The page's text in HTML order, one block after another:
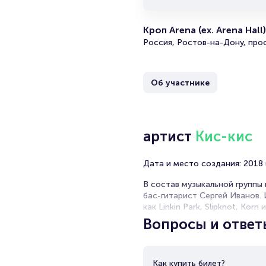
Кроп Arena (ex. Arena Hall)
Россия, Ростов-на-Дону,
Об участнике
артист Кис-кис
Дата и место создания: 2018
В состав музыкальной
бас-гитарист Сергей
как Linkin Park, Slipknot, Korn
а также синглы "Трахаюсь" и
Вопросы и
Как купить билет?